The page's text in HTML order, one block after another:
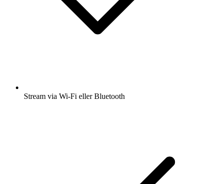
Stream via Wi-Fi eller Bluetooth